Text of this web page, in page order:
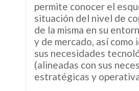
permite conocer el
situación del nivel de
de la misma en su
y de mercado, así
sus necesidades
(alineadas con sus
estratégicas y